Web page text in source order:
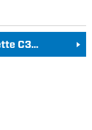
C3...